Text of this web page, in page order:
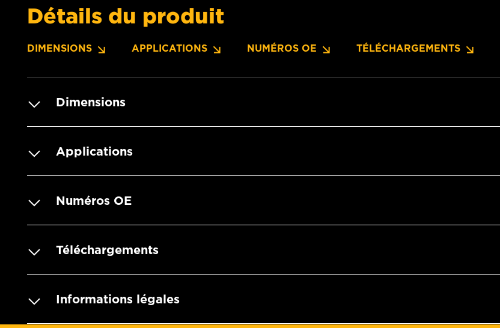
Détails du produit
DIMENSIONS APPLICATIONS NUMÉROS OE TÉLÉCHARGEMENTS
Dimensions
Applications
Numéros OE
Téléchargements
Informations légales